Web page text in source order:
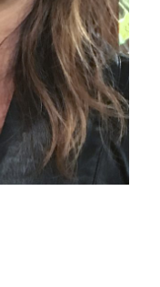
Tripostal (Lille)“